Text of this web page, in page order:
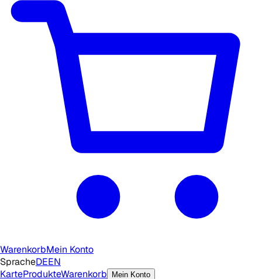
WarenkorbMein Konto
SpracheDEEN
KarteProdukteWarenkorb Mein Konto